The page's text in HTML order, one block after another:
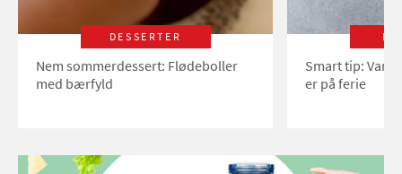
DESSERTER
Nem sommerdessert: Flødeboller
med bærfyld
Smart tip:
er på ferie